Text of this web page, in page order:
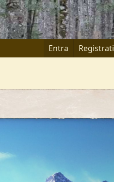
Entra Registrati